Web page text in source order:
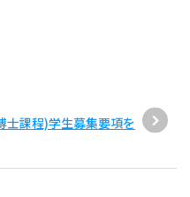
士課程)学生募集要項を